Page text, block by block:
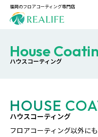
福岡のフロアコーティング専門店
ハウスコーティング
House
HOUSE
ハウスコーティング
フロアコーティング以外にも